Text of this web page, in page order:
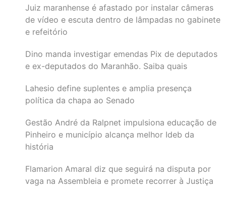
Juiz maranhense é afastado por instalar câmeras
de vídeo e escuta dentro de lâmpadas no gabinete
e refeitório
Dino manda investigar emendas Pix de deputados
e ex-deputados do Maranhão. Saiba quais
Lahesio define suplentes e amplia presença
política da chapa ao Senado
Gestão André da Ralpnet impulsiona educação de
Pinheiro e município alcança melhor Ideb da
história
Flamarion Amaral diz que seguirá na disputa por
vaga na Assembleia e promete recorrer à Justiça